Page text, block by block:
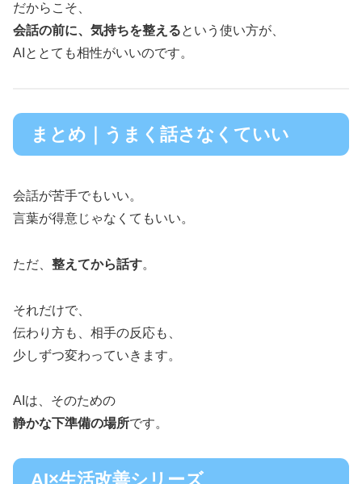
だからこそ、
会話の前に、気持ちを整えるという使い方が、
AIととても相性がいいのです。
まとめ｜うまく話さなくていい
会話が苦手でもいい。
言葉が得意じゃなくてもいい。
ただ、 整えてから話す。
それだけで、
伝わり方も、相手の反応も、
少しずつ変わっていきます。
AIは、そのための
静かな下準備の場所です。
AI×生活改善シリーズ